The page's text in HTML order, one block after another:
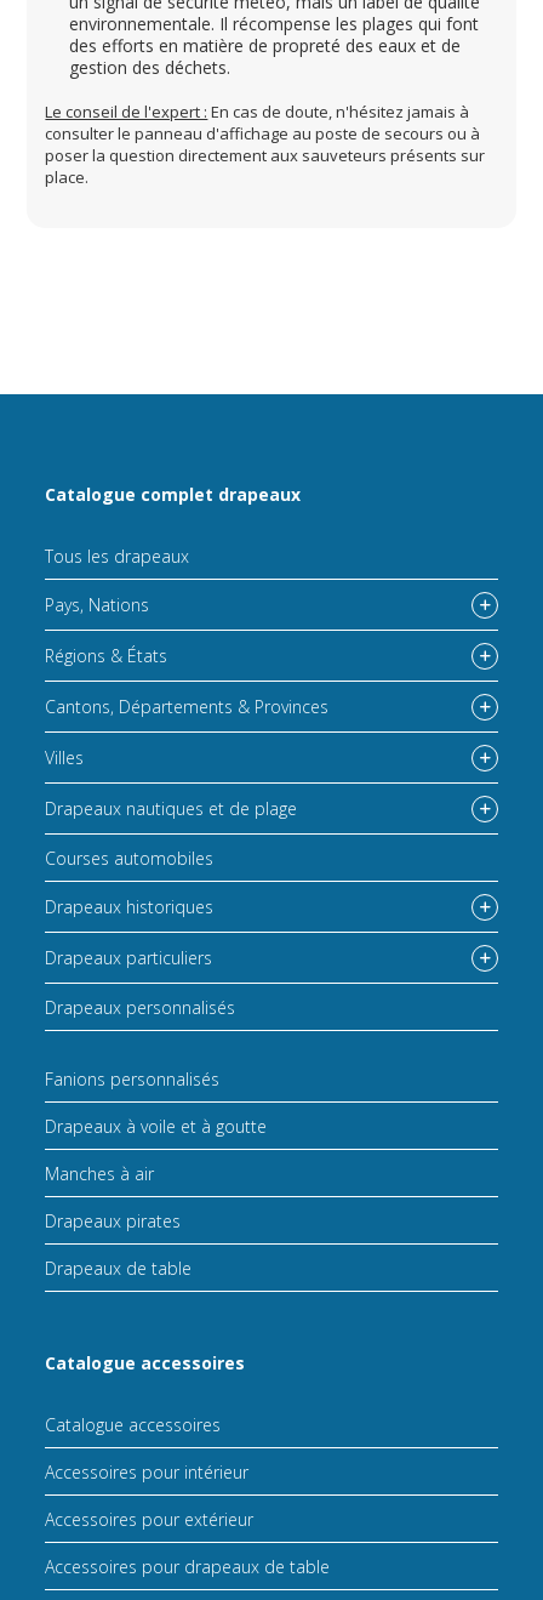
environnementale. Il récompense les plages qui font
des efforts en matière de propreté des eaux et de
gestion des déchets.
Le conseil de l'expert : En cas de doute, n'hésitez jamais à
consulter le panneau d'affichage au poste de secours ou à
poser la question directement aux sauveteurs présents sur
place.
Catalogue complet drapeaux
Tous les drapeaux
Pays, Nations
Régions & États
Cantons, Départements & Provinces
Villes
Drapeaux nautiques et de plage
Courses automobiles
Drapeaux historiques
Drapeaux particuliers
Drapeaux personnalisés
Fanions personnalisés
Drapeaux à voile et à goutte
Manches à air
Drapeaux pirates
Drapeaux de table
Catalogue accessoires
Catalogue accessoires
Accessoires pour intérieur
Accessoires pour extérieur
Accessoires pour drapeaux de table